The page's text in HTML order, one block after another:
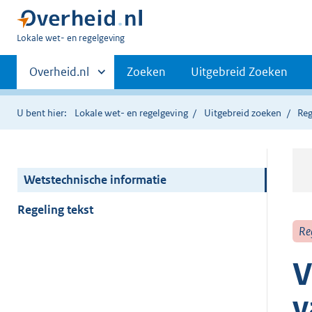
U
hier:
Lokale wet- en regelgeving
Primaire
navigatie
Andere
sites
binnen
Overheid.nl Zoeken Uitgebreid Zoeken
U bent hier: Lokale wet- en regelgeving Uitgebreid zoeken
Wetstechnische informatie
Regeling tekst